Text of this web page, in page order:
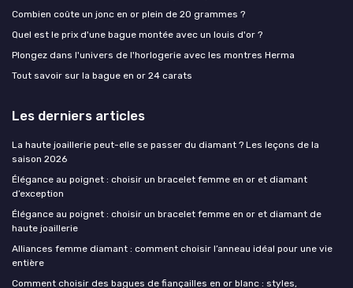
Combien coûte un jonc en or plein de 20 grammes ?
Quel est le prix d'une bague montée avec un louis d'or ?
Plongez dans l'univers de l'horlogerie avec les montres Herma
Tout savoir sur la bague en or 24 carats
Les derniers articles
La haute joaillerie peut-elle se passer du diamant ? Les leçons de la
saison 2026
Élégance au poignet : choisir un bracelet femme en or et diamant
d’exception
Élégance au poignet : choisir un bracelet femme en or et diamant de
haute joaillerie
Alliances femme diamant : comment choisir l’anneau idéal pour une vie
entière
Comment choisir des bagues de fiançailles en or blanc : styles,